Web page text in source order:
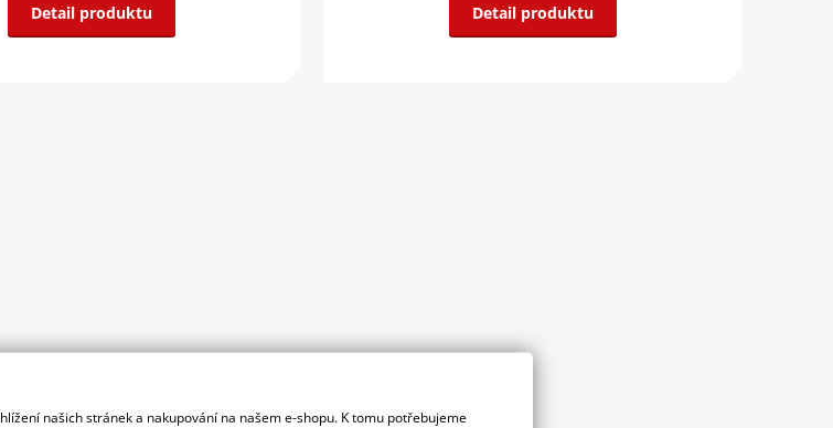
Detail produktu Detail produktu
našich stránek a nakupování na našem e-shopu. K tomu potřebujeme